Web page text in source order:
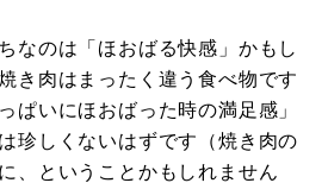
なのは「ほおばる快感」かもし
き肉はまったく違う食べ物です
ぱいにほおばった時の満足感」
珍しくないはずです（焼き肉の
、ということかもしれません